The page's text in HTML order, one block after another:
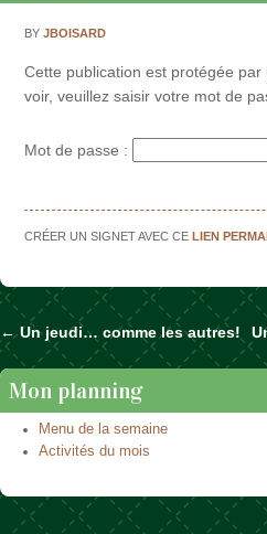
BYJBOISARD
Cette publication est protégée
voir, veuillez saisir votre mot de
Mot de passe :
CRÉER UN SIGNET AVEC CELIEN
Naviguer dans les
←Un jeudi… comme les autres!
Mon planning
Menu de la semaine
Activités du mois